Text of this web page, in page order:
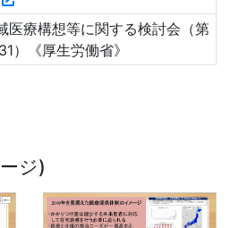
医療構想等に関する検討会（第
《厚生労働省》
ジ)